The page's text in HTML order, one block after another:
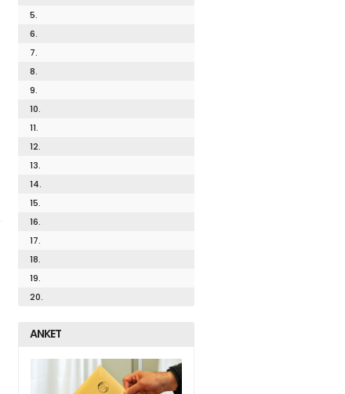
5.
6.
7.
8.
9.
10.
11.
12.
13.
14.
15.
16.
17.
18.
19.
20.
ANKET